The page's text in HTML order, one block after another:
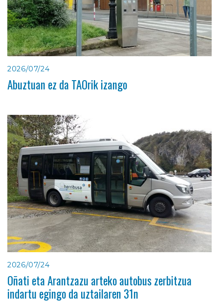
2026/07/24
Abuztuan ez da TAOrik izango
2026/07/24
Oñati eta Arantzazu arteko autobus zerbitzua
indartu egingo da uztailaren 31n